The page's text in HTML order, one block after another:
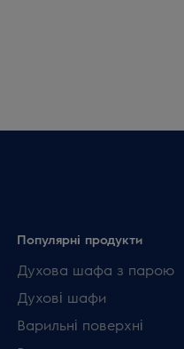
Популярні продукти
Духова шафа з парою
Духові шафи
Варильні поверхні